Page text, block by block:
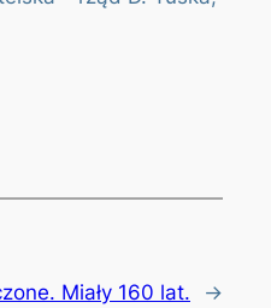
Miały 160 lat. →